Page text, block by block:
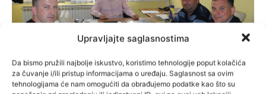
Upravljajte saglasnostima
Da bismo pružili najbolje iskustvo, koristimo tehnologije poput kolačića
za čuvanje i/ili pristup informacijama o uređaju. Saglasnost sa ovim
tehnologijama će nam omogućiti da obrađujemo podatke kao što su